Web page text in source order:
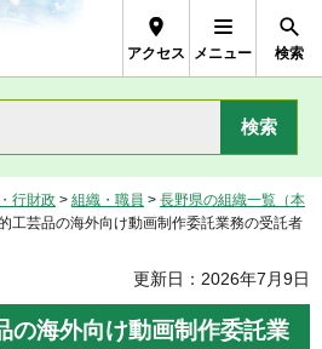
Prefecture
アクセス メニュー 検索
行財政 > 組織・職員 > 長野県の組織一覧（本
工芸品の海外向け動画制作委託業務の受託者
更新日：2026年7月9日
の海外向け動画制作委託業